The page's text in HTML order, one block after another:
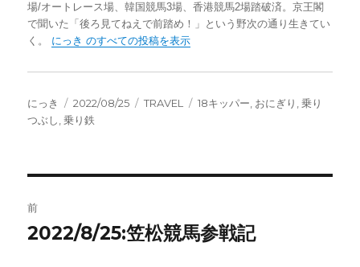
場/オートレース場、韓国競馬3場、香港競馬2場踏破済。京王閣
で聞いた「後ろ見てねえで前踏め！」という野次の通り生きてい
く。 にっき のすべての投稿を表示
投
稿
にっき
投
稿
2022/08/25
カ
TRAVEL
タ
18キッパー, おにぎり ,乗り
つぶし,乗り鉄
稿
前
前
2022/8/25:笠松競馬参戦記